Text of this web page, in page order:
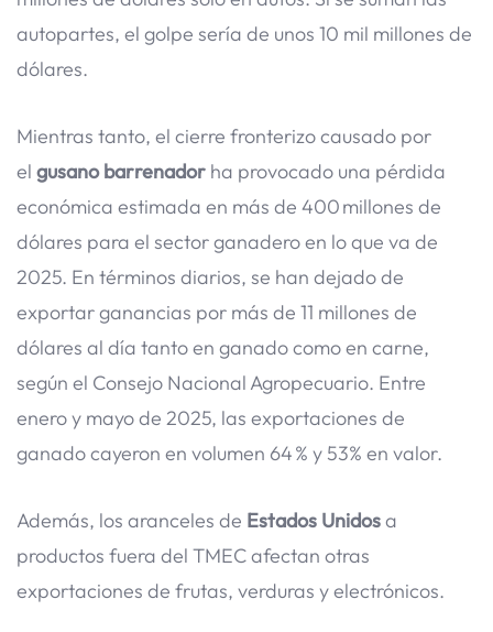
autopartes, el golpe sería de unos 10 mil millones de
dólares.
Mientras tanto, el cierre fronterizo causado por
el gusano barrenador ha provocado una pérdida
económica estimada en más de 400 millones de
dólares para el sector ganadero en lo que va de
2025. En términos diarios, se han dejado de
exportar ganancias por más de 11 millones de
dólares al día tanto en ganado como en carne,
según el Consejo Nacional Agropecuario. Entre
enero y mayo de 2025, las exportaciones de
ganado cayeron en volumen 64 % y 53% en valor.
Además, los aranceles de Estados Unidosa
productos fuera del TMEC afectan otras
exportaciones de frutas, verduras y electrónicos.